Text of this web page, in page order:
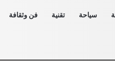
سياحة تقنية فن وثقافة